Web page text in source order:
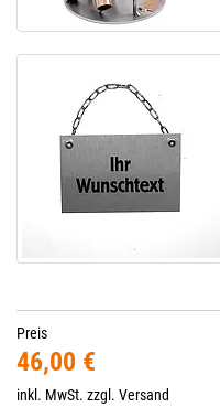
Preis
46,00 €
inkl. MwSt. zzgl. Versand